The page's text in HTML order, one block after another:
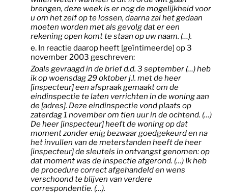
brengen, deze week is er nog de mogelijkheid voor
u om het zelf op te lossen, daarna zal het gedaan
moeten worden met als gevolg dat er een
rekening open komt te staan op uw naam. (…).
e. In reactie daarop heeft [geïntimeerde] op 3
november 2003 geschreven:
Zoals gevraagd in de brief d.d. 3 september (…) heb
ik op woensdag 29 oktober j.l. met de heer
[inspecteur] een afspraak gemaakt om de
eindinspectie te laten verrichten in de woning aan
de [adres]. Deze eindinspectie vond plaats op
zaterdag 1 november om tien uur in de ochtend. (…)
De heer [inspecteur] heeft de woning op dat
moment zonder enig bezwaar goedgekeurd en na
het invullen van de meterstanden heeft de heer
[inspecteur] de sleutels in ontvangst genomen: op
dat moment was de inspectie afgerond. (…) Ik heb
de procedure correct afgehandeld en wens
verschoond te blijven van verdere
correspondentie. (…).